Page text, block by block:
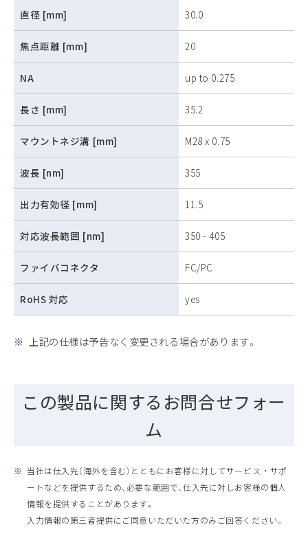
直径 [mm] 30.0
焦点距離 [mm] 20
NA up to 0.275
長さ [mm] 35.2
マウントネジ溝 [mm] M28 x 0.75
波長 [nm] 355
出力有効径 [mm] 11.5
対応波長範囲 [nm] 350 - 405
ファイバコネクタ FC/PC
RoHS 対応 yes
※ 上記の仕様は予告なく変更される場合があります。
この製品に関するお問合せフォー
ム
※ 当社は仕入先（海外を含む）とともにお客様に対してサービス ・ サポ
ートなどを提供するため、必要な範囲で、仕入先に対しお客様の個人
情報を提供することがあります。
入力情報の第三者提供にご同意いただいた方のみご回答ください。